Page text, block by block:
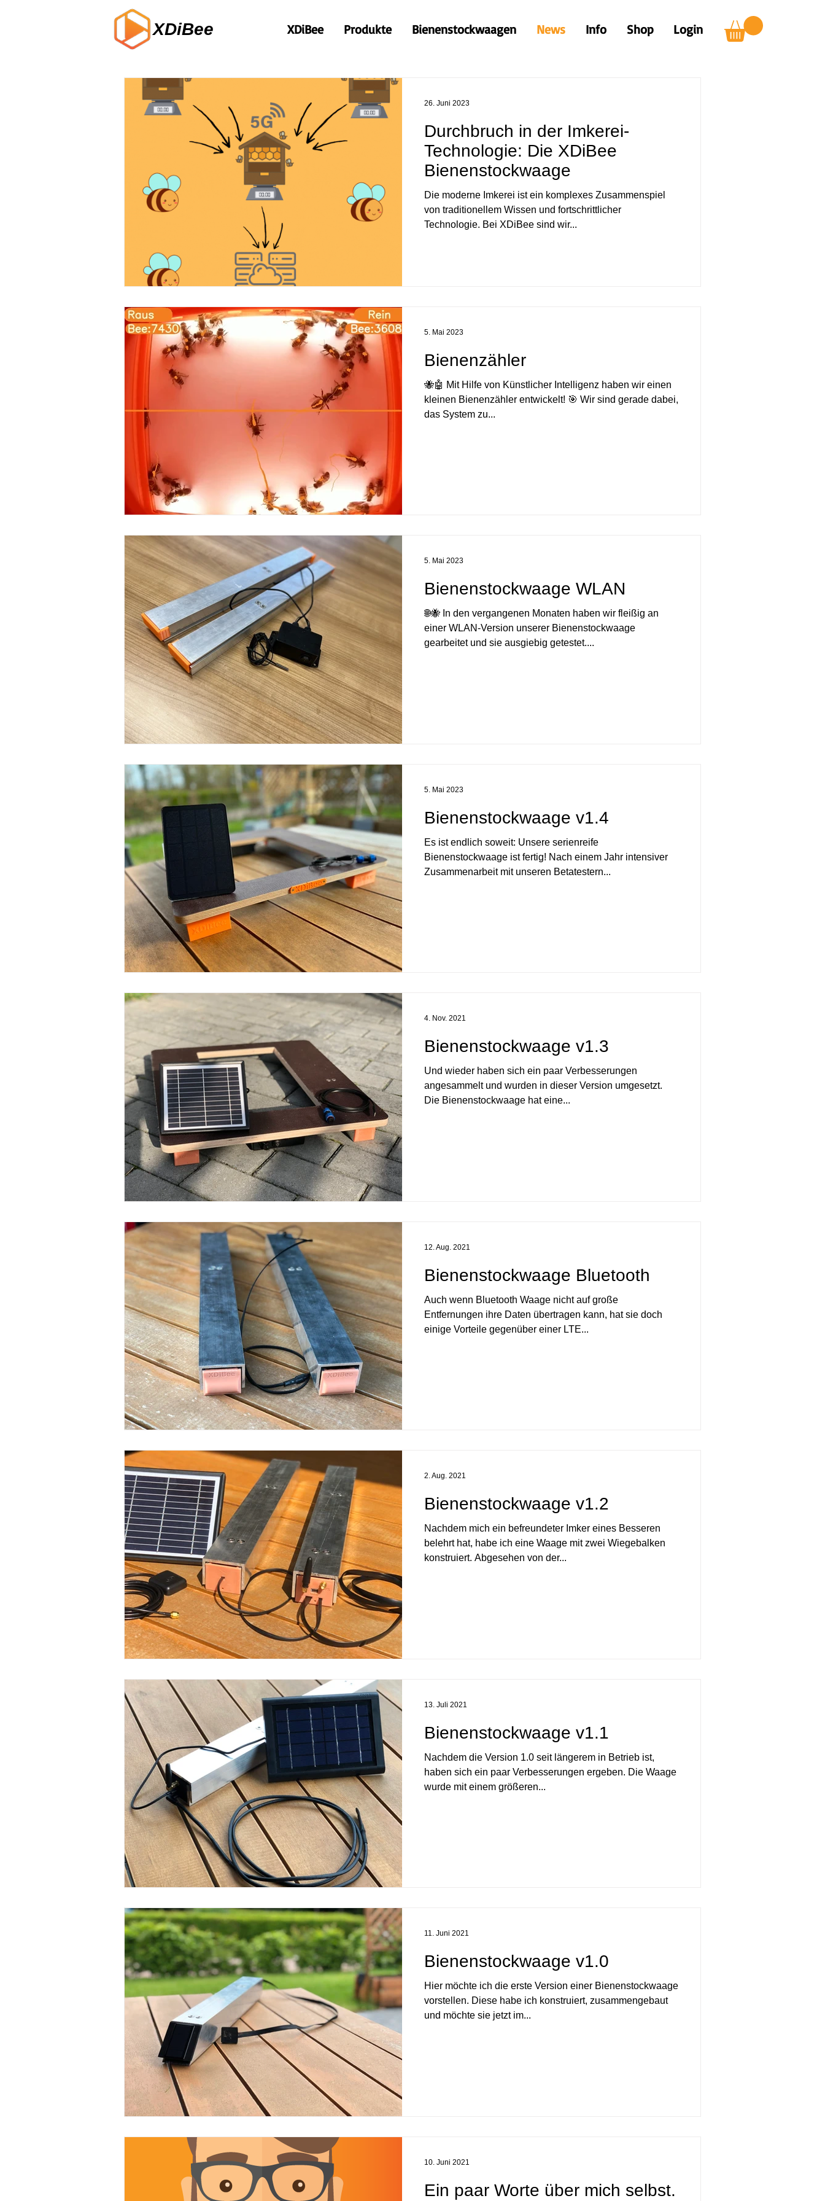
XDiBee XDiBee Produkte Bienenstockwaagen News Info Shop Login
Durchbruch in der Imkerei-
Technologie: Die XDiBee
Bienenstockwaage
Die moderne Imkerei ist ein komplexes Zusammenspiel
von traditionellem Wissen und fortschrittlicher
Technologie. Bei XDiBee sind wir...
26. Juni 2023
Bienenzähler
🐝🤖 Mit Hilfe von Künstlicher Intelligenz haben wir einen
kleinen Bienenzähler entwickelt! 🎯 Wir sind gerade dabei,
das System zu...
5. Mai 2023
Bienenstockwaage WLAN
🌐🐝 In den vergangenen Monaten haben wir fleißig an
einer WLAN-Version unserer Bienenstockwaage
gearbeitet und sie ausgiebig getestet....
5. Mai 2023
Bienenstockwaage v1.4
Es ist endlich soweit: Unsere serienreife
Bienenstockwaage ist fertig! Nach einem Jahr intensiver
Zusammenarbeit mit unseren Betatestern...
5. Mai 2023
Bienenstockwaage v1.3
Und wieder haben sich ein paar Verbesserungen
angesammelt und wurden in dieser Version umgesetzt.
Die Bienenstockwaage hat eine...
4. Nov. 2021
Bienenstockwaage Bluetooth
Auch wenn Bluetooth Waage nicht auf große
Entfernungen ihre Daten übertragen kann, hat sie doch
einige Vorteile gegenüber einer LTE...
12. Aug. 2021
Bienenstockwaage v1.2
Nachdem mich ein befreundeter Imker eines Besseren
belehrt hat, habe ich eine Waage mit zwei Wiegebalken
konstruiert. Abgesehen von der...
2. Aug. 2021
Bienenstockwaage v1.1
Nachdem die Version 1.0 seit längerem in Betrieb ist,
haben sich ein paar Verbesserungen ergeben. Die Waage
wurde mit einem größeren...
13. Juli 2021
Bienenstockwaage v1.0
Hier möchte ich die erste Version einer Bienenstockwaage
vorstellen. Diese habe ich konstruiert, zusammengebaut
und möchte sie jetzt im...
11. Juni 2021
Ein paar Worte über mich selbst.
10. Juni 2021